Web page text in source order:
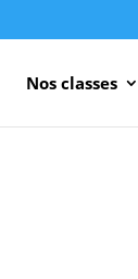
Nos classes